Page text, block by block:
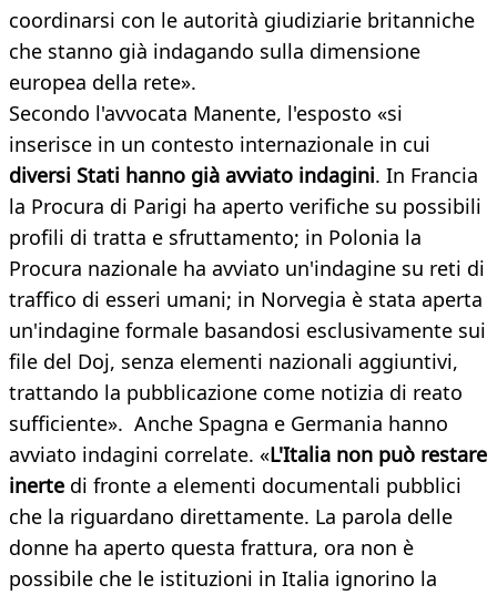
coordinarsi con le autorità giudiziarie britanniche
che stanno già indagando sulla dimensione
europea della rete».
Secondo l'avvocata Manente, l'esposto «si
inserisce in un contesto internazionale in cui
diversi Stati hanno già avviato indagini. In Francia
la Procura di Parigi ha aperto verifiche su possibili
profili di tratta e sfruttamento; in Polonia la
Procura nazionale ha avviato un'indagine su reti di
traffico di esseri umani; in Norvegia è stata aperta
un'indagine formale basandosi esclusivamente sui
file del Doj, senza elementi nazionali aggiuntivi,
trattando la pubblicazione come notizia di reato
sufficiente». Anche Spagna e Germania hanno
avviato indagini correlate. «L'Italia non può restare
inerte di fronte a elementi documentali pubblici
che la riguardano direttamente. La parola delle
donne ha aperto questa frattura, ora non è
possibile che le istituzioni in Italia ignorino la